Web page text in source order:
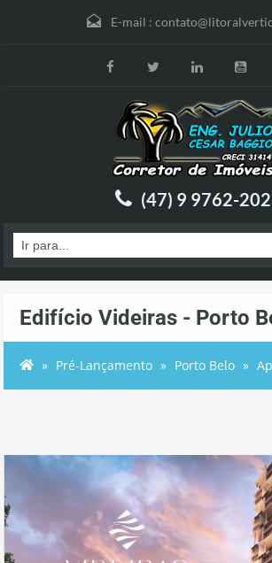
E-mail :
(47) 9 9762-
Edifício Videiras - Porto
Pré-Lançamento Porto Belo